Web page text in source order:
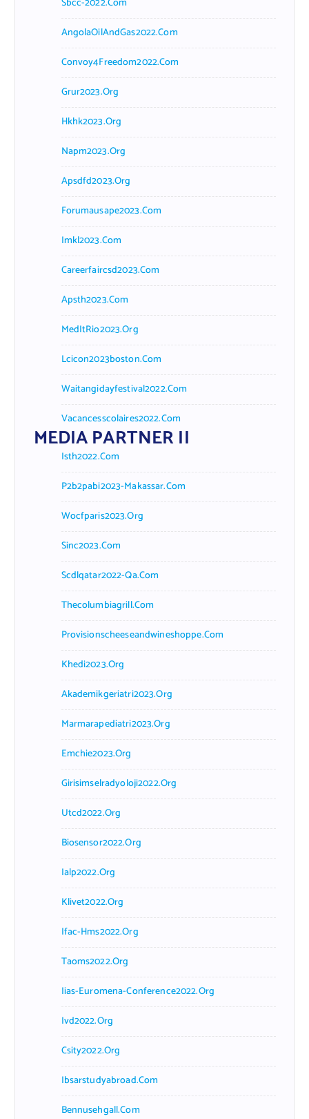
AngolaOilAndGas2022.com
Convoy4Freedom2022.com
Grur2023.org
Hkhk2023.org
Napm2023.org
Apsdfd2023.org
Forumausape2023.com
Imkl2023.com
Careerfaircsd2023.com
Apsth2023.com
MedItRio2023.org
Lcicon2023boston.com
Waitangidayfestival2022.com
Vacancesscolaires2022.com
MEDIA PARTNER II
Isth2022.com
P2b2pabi2023-Makassar.com
Wocfparis2023.org
Sinc2023.com
Scdlqatar2022-Qa.com
Thecolumbiagrill.com
Provisionscheeseandwineshoppe.com
Khedi2023.org
Akademikgeriatri2023.org
Marmarapediatri2023.org
Emchie2023.org
Girisimselradyoloji2022.org
Utcd2022.org
Biosensor2022.org
Ialp2022.org
Klivet2022.org
Ifac-Hms2022.org
Taoms2022.org
Iias-Euromena-Conference2022.org
Ivd2022.org
Csity2022.org
Ibsarstudyabroad.com
Bennusehgall.com